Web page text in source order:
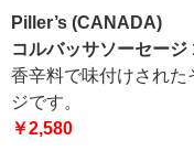
Piller’s (CANADA)
コルバッサソーセージ
香辛料で味付けされ
ジです。
￥2,580